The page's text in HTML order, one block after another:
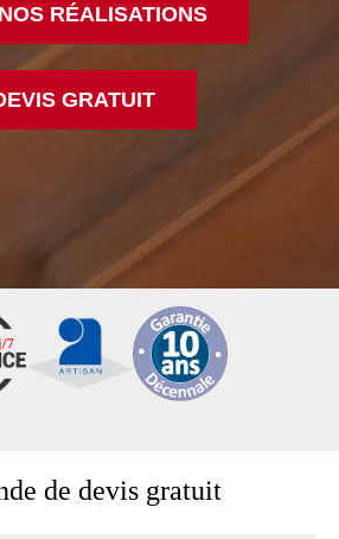
RÉALISATIONS
GRATUIT
de devis gratuit